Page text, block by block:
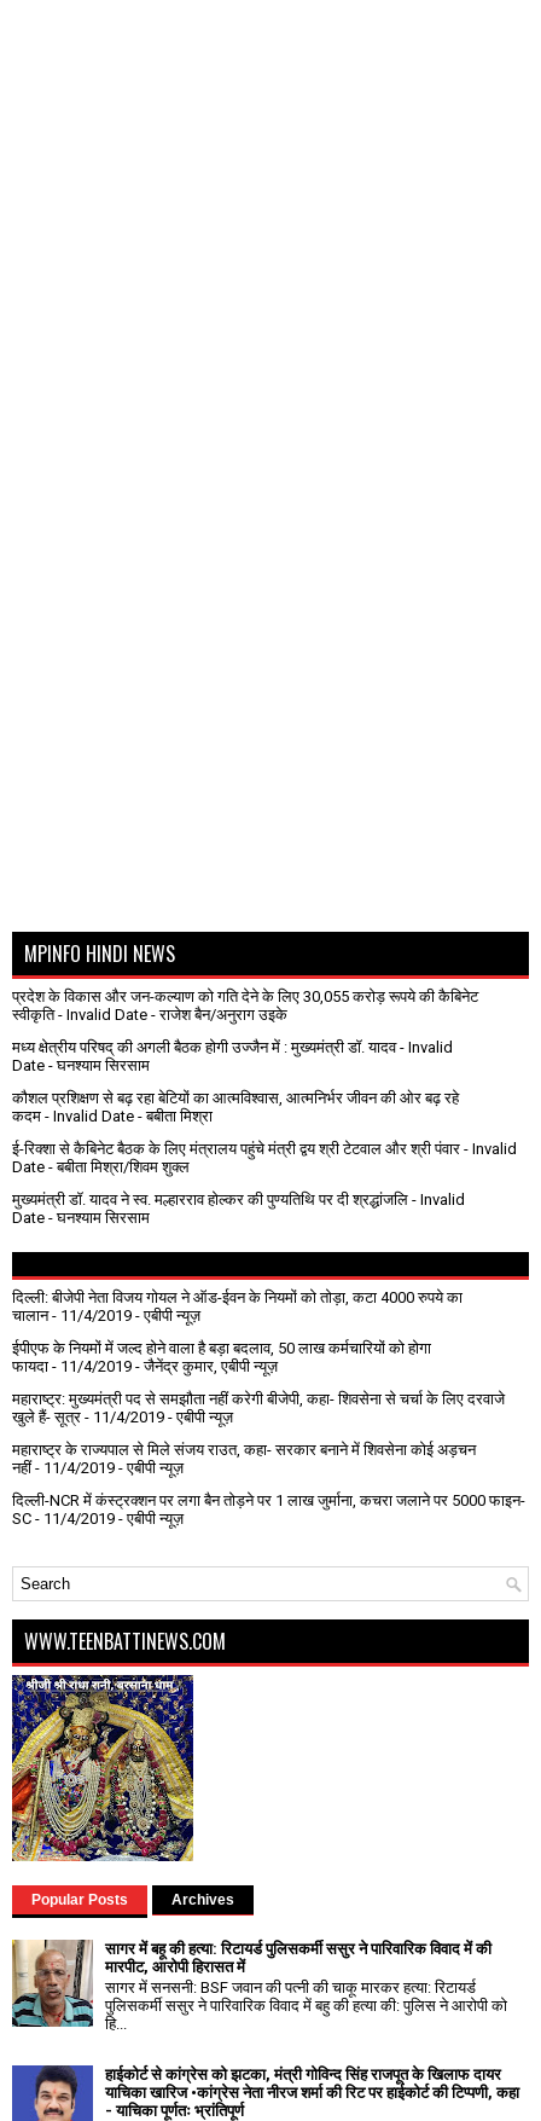
MPINFO HINDI NEWS
प्रदेश के विकास और जन-कल्याण को गति देने के लिए 30,055 करोड़ रूपये की कैबिनेट
स्वीकृति- Invalid Date - राजेश बैन/अनुराग उइके
मध्य क्षेत्रीय परिषद् की अगली बैठक होगी उज्जैन में : मुख्यमंत्री डॉ. यादव- Invalid
Date - घनश्याम सिरसाम
कौशल प्रशिक्षण से बढ़ रहा बेटियों का आत्मविश्वास, आत्मनिर्भर जीवन की ओर बढ़ रहे
कदम - Invalid Date - बबीता मिश्रा
ई-रिक्शा से कैबिनेट बैठक के लिए मंत्रालय पहुंचे मंत्री द्वय श्री टेटवाल और श्री पंवार - Invalid
Date - बबीता मिश्रा/शिवम शुक्ल
मुख्यमंत्री डॉ. यादव ने स्व. मल्हारराव होल्कर की पुण्यतिथि पर दी श्रद्धांजलि - Invalid
Date - घनश्याम सिरसाम
दिल्ली: बीजेपी नेता विजय गोयल ने ऑड-ईवन के नियमों को तोड़ा, कटा 4000 रुपये का
चालान- 11/4/2019 - एबीपी न्यूज़
ईपीएफ के नियमों में जल्द होने वाला है बड़ा बदलाव, 50 लाख कर्मचारियों को होगा
फायदा - 11/4/2019 - जैनेंद्र कुमार, एबीपी न्यूज़
महाराष्ट्र: मुख्यमंत्री पद से समझौता नहीं करेगी बीजेपी, कहा- शिवसेना से चर्चा के लिए दरवाजे
खुले हैं- सूत्र - 11/4/2019 - एबीपी न्यूज़
महाराष्ट्र के राज्यपाल से मिले संजय राउत, कहा- सरकार बनाने में शिवसेना कोई अड़चन
नहीं- 11/4/2019 - एबीपी न्यूज़
दिल्ली-NCR में कंस्ट्रक्शन पर लगा बैन तोड़ने पर 1 लाख जुर्माना, कचरा जलाने पर ₹5000 फाइन-
SC - 11/4/2019 - एबीपी न्यूज़
WWW.TEENBATTINEWS.COM
Popular Posts Archives
सागर में बहू की हत्या: रिटायर्ड पुलिसकर्मी ससुर ने पारिवारिक विवाद में की
मारपीट, आरोपी हिरासत में
सागर में सनसनी: BSF जवान की पत्नी की चाकू मारकर हत्या: रिटायर्ड
पुलिसकर्मी ससुर ने पारिवारिक विवाद में बहु की हत्या की: पुलिस ने आरोपी को
हि...
हाईकोर्ट से कांग्रेस को झटका, मंत्री गोविन्द सिंह राजपूत के खिलाफ दायर
याचिका खारिज •कांग्रेस नेता नीरज शर्मा की रिट पर हाईकोर्ट की टिप्पणी, कहा
- याचिका पूर्णतः भ्रांतिपूर्ण